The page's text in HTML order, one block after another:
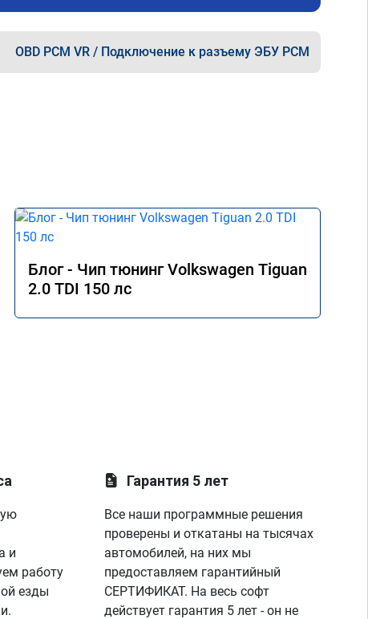
OBD PCM VR / Подключение к разъему ЭБУ PCM
Блог - Чип тюнинг Volkswagen Tiguan
2.0 TDI 150 лс
и
работу
езды
Гарантия 5 лет
Все наши программные решения
проверены и откатаны на тысячах
автомобилей, на них мы
предоставляем гарантийный
СЕРТИФИКАТ. На весь софт
действует гарантия 5 лет - он не